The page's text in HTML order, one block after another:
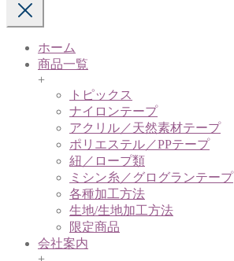
ホーム
商品一覧
+
トピックス
ナイロンテープ
アクリル／天然素材テープ
ポリエステル／PPテープ
紐／ロープ類
ミシン糸／グログランテープ
各種加工方法
生地/生地加工方法
限定商品
会社案内